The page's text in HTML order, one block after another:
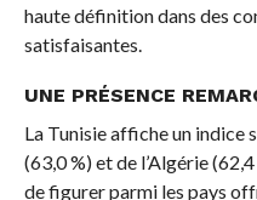
haute définition dans des
satisfaisantes.
UNE PRÉSENCE
La Tunisie affiche un indice
(63,0 %) et de l’Algérie
de figurer parmi les pays